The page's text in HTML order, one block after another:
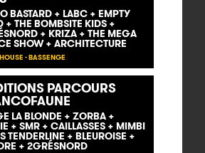
BASTARD + LABC + EMPTY
+ THE BOMBSITE KIDS +
+ KRIZA + THE MEGA
SHOW + ARCHITECTURE
- BASSENGE
PARCOURS
LA BLONDE + ZORBA +
+ SMR + CAILLASSES + MIMBI
TENDERLINE + BLEUROISE +
+ 2GRÉSNORD